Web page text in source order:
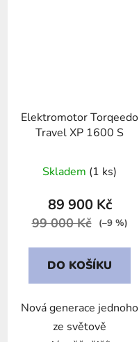
Elektromotor Torqeedo
Travel XP 1600 S
Skladem (1 ks)
89 900 Kč
99 000 Kč (–9 %)
DO KOŠÍKU
Nová generace jednoho
ze světově